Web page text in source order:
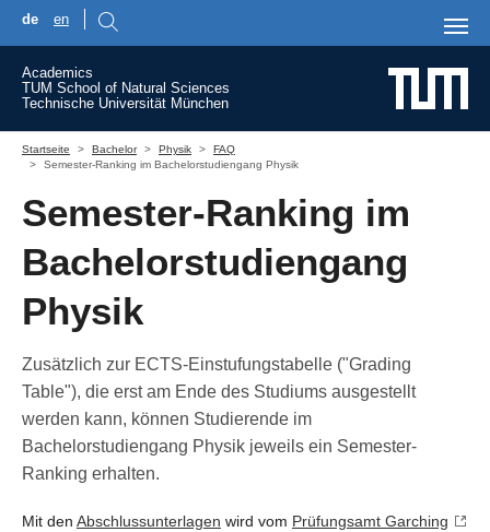
de en
Academics
TUM School of Natural Sciences
Technische Universität München
Startseite
Bachelor Physik
FAQ
Semester-Ranking im Bachelorstudiengang Physik
Semester-Ranking im
Bachelorstudiengang
Physik
Zusätzlich zur ECTS-Einstufungstabelle ("Grading
Table"), die erst am Ende des Studiums ausgestellt
werden kann, können Studierende im
Bachelorstudiengang Physik jeweils ein Semester-
Ranking erhalten.
Mit den Abschlussunterlagen wird vom Prüfungsamt Garching